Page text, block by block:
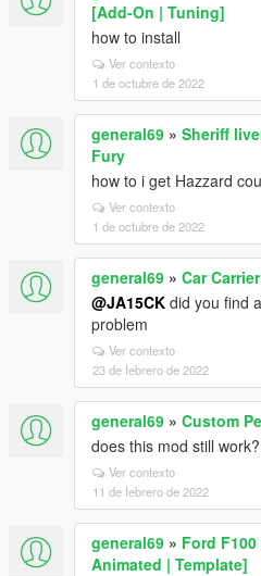
[Add-On | Tuning]
how to install
Ver contexto
1 de octubre de 2022
general69 » Sheriff
Fury
how to i get Hazzard
Ver contexto
1 de octubre de 2022
general69 » Car
@JA15CK did you find
problem
Ver contexto
23 de febrero de 2022
general69 » Custom
does this mod still work?
Ver contexto
11 de febrero de 2022
general69 » Ford
Animated | Template]